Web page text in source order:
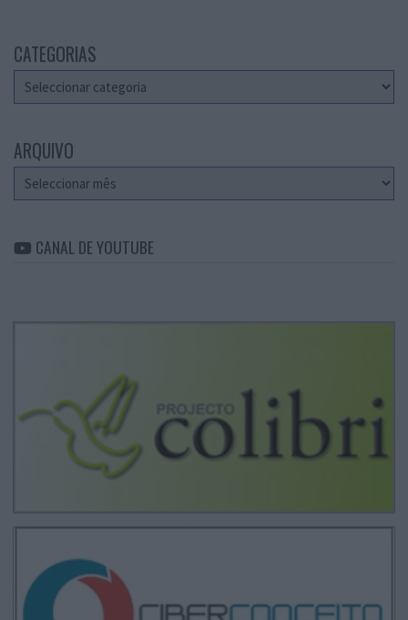
CATEGORIAS
Categorias
ARQUIVO
Arquivo
CANAL DE YOUTUBE